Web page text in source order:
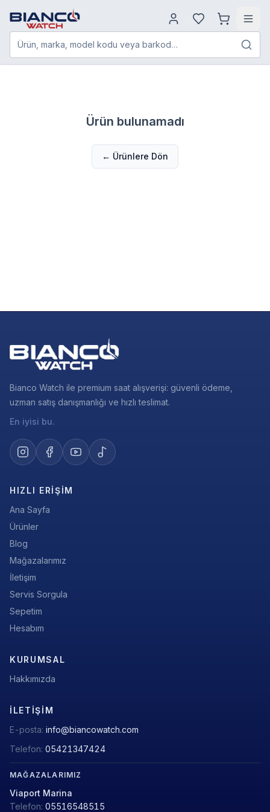
Ürün, marka, model kodu veya barkod…
Ürün bulunamadı
← Ürünlere Dön
Bianco Watch ile premium saat alışverişi: güvenli ödeme,
uzman satış danışmanlığı ve hızlı teslimat.
En iyisi bu.
HIZLI ERIŞIM
Ana Sayfa
Ürünler
Blog
Mağazalarımız
İletişim
Servis Sorgula
Sepetim
Hesabım
KURUMSAL
Hakkımızda
İLETIŞIM
E-posta: info@biancowatch.com
Telefon: 05421347424
MAĞAZALARIMIZ
Viaport Marina
Telefon: 05516548515